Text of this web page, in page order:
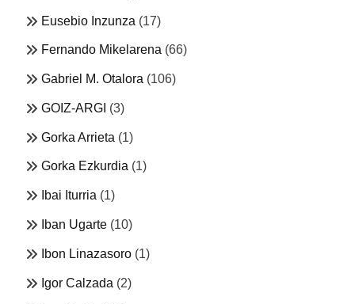
Eusebio Inzunza (17)
Fernando Mikelarena (66)
Gabriel M. Otalora (106)
GOIZ-ARGI (3)
Gorka Arrieta (1)
Gorka Ezkurdia (1)
Ibai Iturria (1)
Iban Ugarte (10)
Ibon Linazasoro (1)
Igor Calzada (2)